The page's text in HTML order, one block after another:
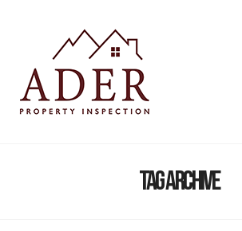
Tag Archive